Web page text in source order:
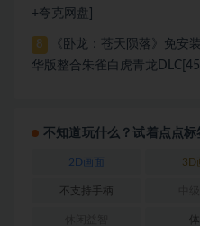
+夸克网盘]
8
《卧龙：苍天陨落》免安
华版整合朱雀白虎青龙
不知道玩什么？试着点点标
2D画面 3D
不支持手柄